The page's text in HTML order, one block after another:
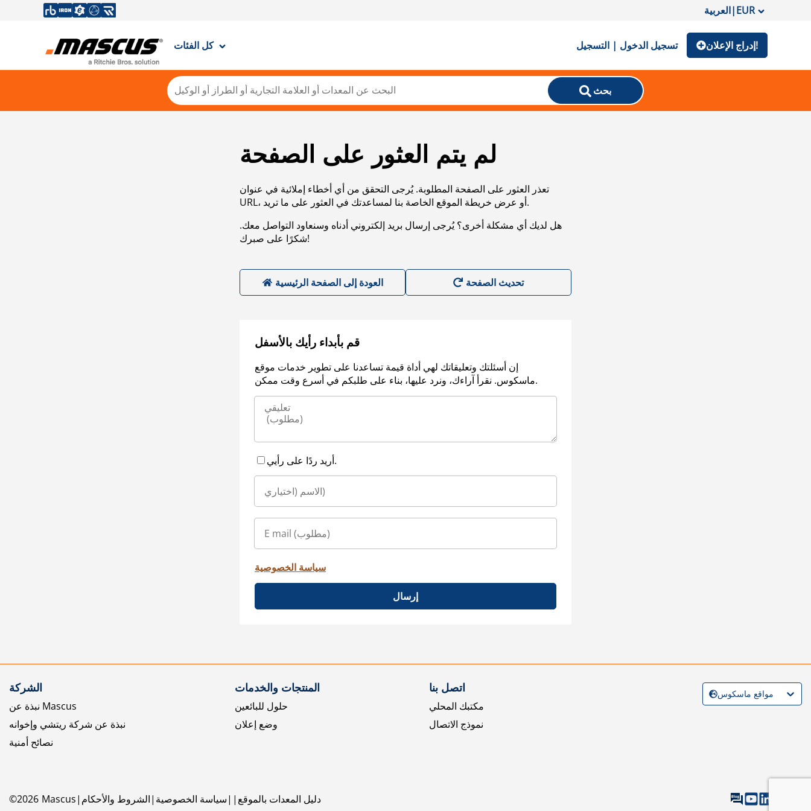
العربية|EUR
كل الفئات تسجيل الدخول | التسجيل إدراج الإعلان!
بحث
لم يتم العثور على الصفحة
تعذر العثور على الصفحة المطلوبة. يُرجى التحقق من أي أخطاء إملائية في عنوان
URL، أو عرض خريطة الموقع الخاصة بنا لمساعدتك في العثور على ما تريد.
هل لديك أي مشكلة أخرى؟ يُرجى إرسال بريد إلكتروني أدناه وسنعاود التواصل معك.
شكرًا على صبرك!
العودة إلى الصفحة الرئيسية
قم بأبداء رأيك بالأسفل
إن أسئلتك وتعليقاتك لهي أداة قيمة تساعدنا على تطوير خدمات موقع
ماسكوس. نقرأ آراءك، ونرد عليها، بناء على طلبكم في أسرع وقت ممكن.
أريد ردًا على رأيي.
سياسة الخصوصية
إرسال
الشركة
نبذة عن Mascus
نبذة عن شركة ريتشي وإخوانه
نصائح أمنية
المنتجات والخدمات
حلول للبائعين
وضع إعلان
اتصل بنا
مكتبك المحلي
نموذج الاتصال
©2026 Mascus الشروط والأحكام سياسة الخصوصية دليل المعدات بالموقع
مواقع ماسكوس